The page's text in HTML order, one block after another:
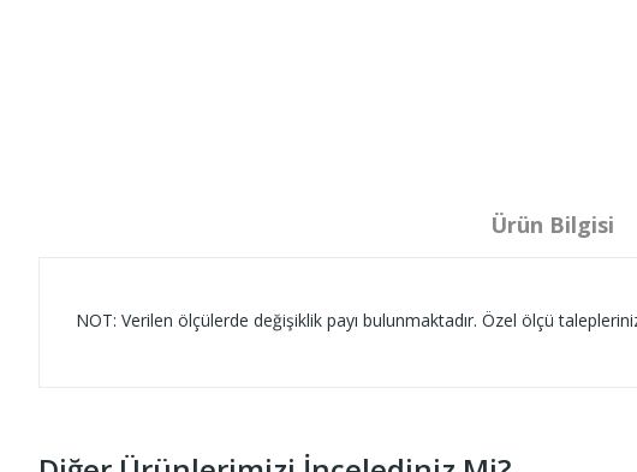
Ürün Bilgisi
NOT: Verilen ölçülerde değişiklik payı bulunmaktadır. Özel ölçü